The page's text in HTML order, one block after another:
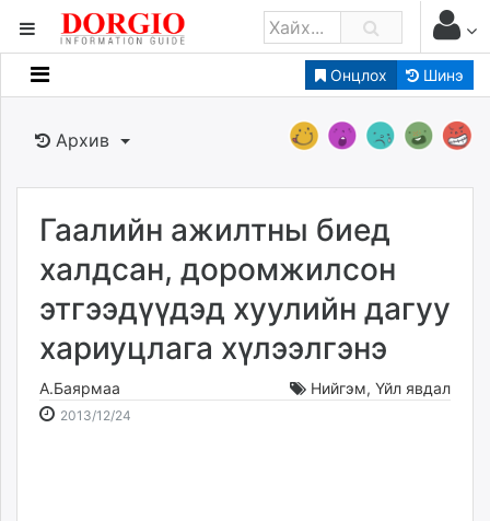
Онцлох Шинэ
Мэдээллийн
Банк санхүү
Бизнес ААН
Төрийн
dorgio.mn
Gogo.mn
caak.mn
news.mn
zindaa.mn
Архив
Гаалийн ажилтны биед
халдсан, доромжилсон
этгээдүүдэд хуулийн дагуу
хариуцлага хүлээлгэнэ
А.Баярмаа Нийгэм, Үйл явдал
2013/12/24